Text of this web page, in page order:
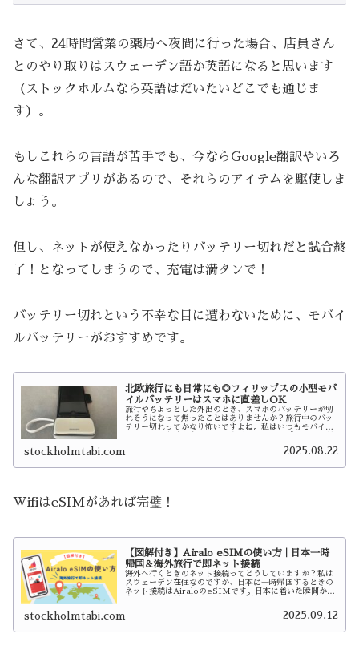
さて、24時間営業の薬局へ夜間に行った場合、店員さん
とのやり取りはスウェーデン語か英語になると思います
（ストックホルムなら英語はだいたいどこでも通じま
す）。
もしこれらの言語が苦手でも、今ならGoogle翻訳やいろ
んな翻訳アプリがあるので、それらのアイテムを駆使しま
しょう。
但し、ネットが使えなかったりバッテリー切れだと試合終
了！となってしまうので、充電は満タンで！
バッテリー切れという不幸な目に遭わないために、モバイ
ルバッテリーがおすすめです。
北欧旅行にも日常にも◎フィリップスの小型モバ
イルバッテリーはスマホに直差しOK
旅行やちょっとした外出のとき、スマホのバッテリーが切
れそうになって焦ったことはありませんか？旅行中のバッ
テリー切れってかなり怖いですよね。私はいつもモバイル
stockholmtabi.com 2025.08.22
WifiはeSIMがあれば完璧！
【図解付き】Airalo eSIMの使い方｜日本一時
帰国＆海外旅行で即ネット接続
海外へ行くときのネット接続ってどうしていますか？私は
スウェーデン在住なのですが、日本に一時帰国するときの
ネット接続はAiraloのeSIMです。日本に着いた瞬間から
stockholmtabi.com 2025.09.12